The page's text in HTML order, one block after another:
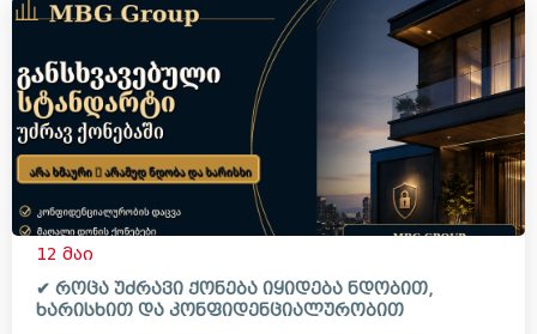
12 მაი
✔ როცა უძრავი ქონება იყიდება ნდობით,
ხარისხით და კონფიდენციალურობით